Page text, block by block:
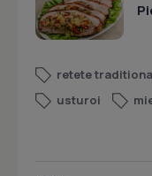
retete
usturoi